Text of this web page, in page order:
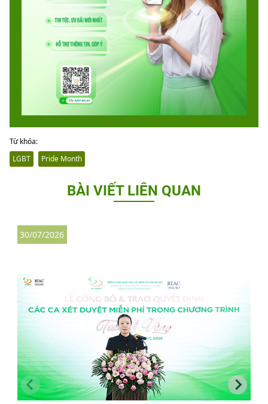
Từ khóa:
LGBT
Pride Month
BÀI VIẾT LIÊN QUAN
30/07/2026